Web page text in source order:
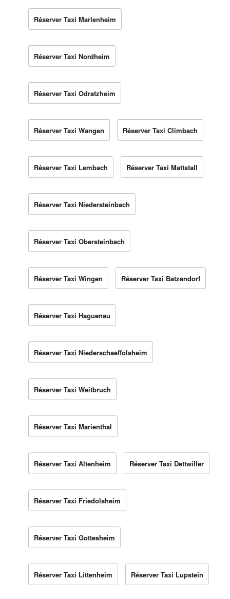
Réserver Taxi Marlenheim
Réserver Taxi Nordheim
Réserver Taxi Odratzheim
Réserver Taxi Wangen Réserver Taxi Climbach
Réserver Taxi Lembach Réserver Taxi Mattstall
Réserver Taxi Niedersteinbach
Réserver Taxi Obersteinbach
Réserver Taxi Wingen Réserver Taxi Batzendorf
Réserver Taxi Haguenau
Réserver Taxi Niederschaeffolsheim
Réserver Taxi Weitbruch
Réserver Taxi Marienthal
Réserver Taxi Altenheim Réserver Taxi Dettwiller
Réserver Taxi Friedolsheim
Réserver Taxi Gottesheim
Réserver Taxi Littenheim Réserver Taxi Lupstein